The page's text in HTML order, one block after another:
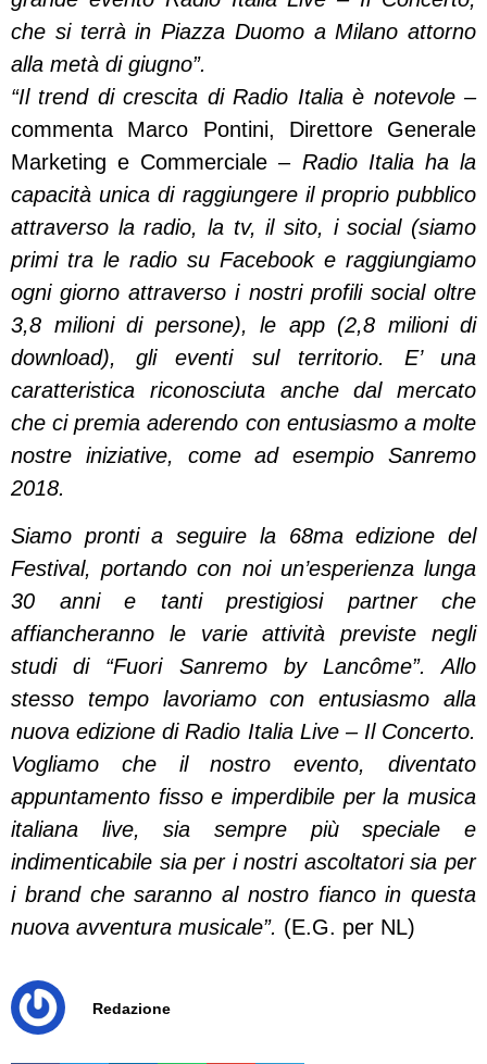
che si terrà in Piazza Duomo a Milano attorno
alla metà di giugno”.
“Il trend di crescita di Radio Italia è notevole –
commenta Marco Pontini, Direttore Generale
Marketing e Commerciale –Radio Italia ha la
capacità unica di raggiungere il proprio pubblico
attraverso la radio, la tv, il sito, i social (siamo
primi tra le radio su Facebook e raggiungiamo
ogni giorno attraverso i nostri profili social oltre
3,8 milioni di persone), le app (2,8 milioni di
download), gli eventi sul territorio. E’ una
caratteristica riconosciuta anche dal mercato
che ci premia aderendo con entusiasmo a molte
nostre iniziative, come ad esempio Sanremo
2018.
Siamo pronti a seguire la 68ma edizione del
Festival, portando con noi un’esperienza lunga
30 anni e tanti prestigiosi partner che
affiancheranno le varie attività previste negli
studi di “Fuori Sanremo by Lancôme”. Allo
stesso tempo lavoriamo con entusiasmo alla
nuova edizione di Radio Italia Live – Il Concerto.
Vogliamo che il nostro evento, diventato
appuntamento fisso e imperdibile per la musica
italiana live, sia sempre più speciale e
indimenticabile sia per i nostri ascoltatori sia per
i brand che saranno al nostro fianco in questa
nuova avventura musicale”. (E.G. per NL)
Redazione